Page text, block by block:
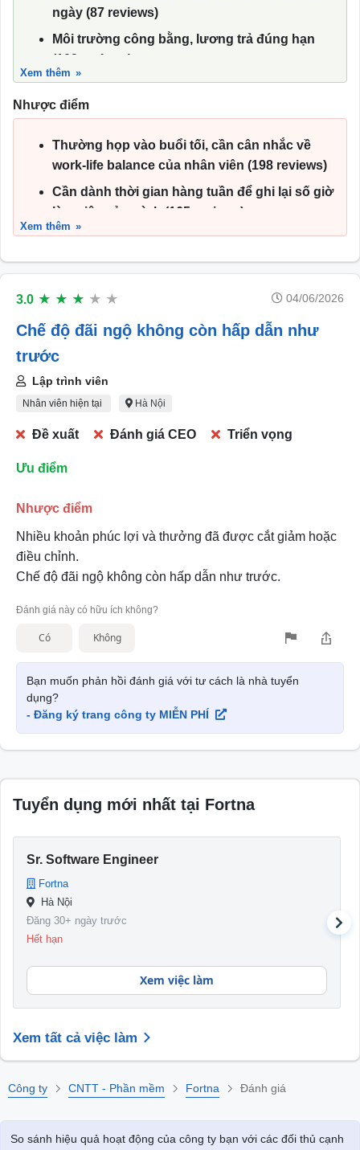
ngày (87 reviews)
Môi trường công bằng, lương trả đúng hạn
(109 reviews)
Văn phòng làm việc đẹp, trang thiết bị tiện
nghi, đầy đủ (124 reviews)
nghiệp, công ty hỗ trợ đi học hoặc thi chứng
chỉ (53 reviews)
OT không thường xuyên, có tiền hỗ trợ OT
(192 reviews)
Xem thêm
Nhược điểm
Thường họp vào buổi tối, cần cân nhắc về
work-life balance của nhân viên (198 reviews)
Cần dành thời gian hàng tuần để ghi lại số giờ
làm việc của mình (165 reviews)
Sa thải nhân viên mà không có lý do (116
rộng do quy mô công ty tăng lên (183 reviews)
Sản phẩm với flow và logic khá phức tạp cần
nhiều thời gian để nắm được flow (134
Xem thêm
3.0 ★ ★ ★ ★ ★ 04/06/2026
Chế độ đãi ngộ không còn hấp dẫn như
trước
Lập trình viên
Nhân viên hiện tại Hà Nội
Đề xuất Đánh giá CEO Triển vọng
Ưu điểm
Nhược điểm
Nhiều khoản phúc lợi và thưởng đã được cắt giảm hoặc
điều chỉnh.
Chế độ đãi ngộ không còn hấp dẫn như trước.
Đánh giá này có hữu ích không?
Có Không
Bạn muốn phản hồi đánh giá với tư cách là nhà tuyển
dụng?
- Đăng ký trang công ty MIỄN PHÍ
Tuyển dụng mới nhất tại Fortna
Sr. Software Engineer
Fortna
Hà Nội
Đăng 30+ ngày trước
Hết hạn
Xem việc làm
Xem tất cả việc làm
Công ty CNTT - Phần mềm Fortna Đánh giá
So sánh hiệu quả hoạt động của công ty bạn với các đối thủ cạnh